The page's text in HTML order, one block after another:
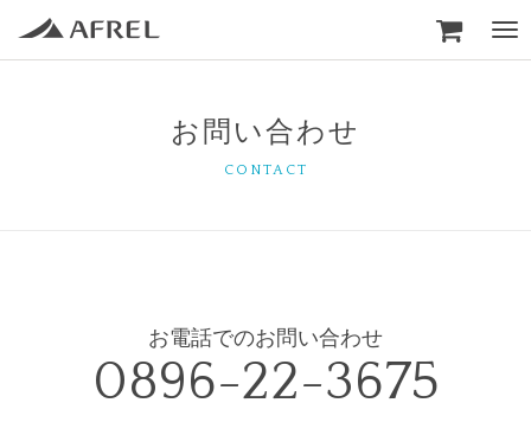

お問い合わせ
CONTACT
お電話でのお問い合わせ
0896-22-3675